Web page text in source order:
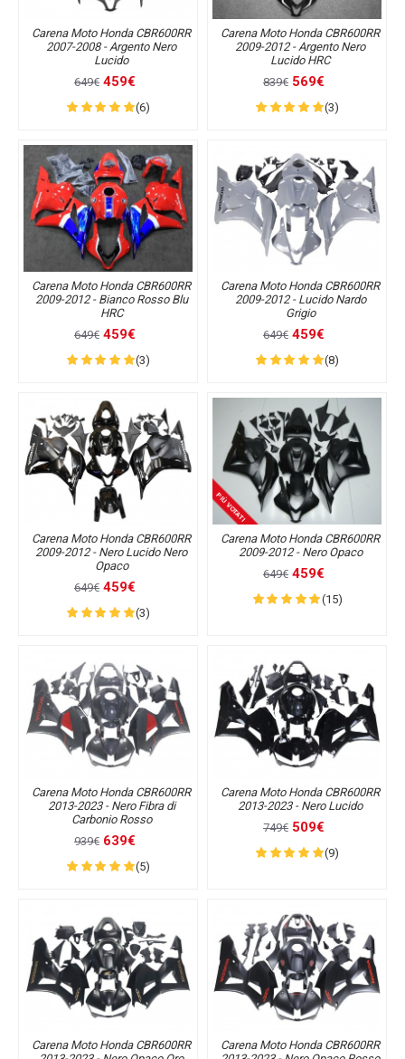
Carena Moto Honda CBR600RR
2007-2008 - Argento Nero
Lucido
649€ 459€
(6)
Carena Moto Honda CBR600RR
2009-2012 - Argento Nero
Lucido HRC
839€ 569€
(3)
Carena Moto Honda CBR600RR
2009-2012 - Bianco Rosso Blu
HRC
649€ 459€
(3)
Carena Moto Honda CBR600RR
2009-2012 - Lucido Nardo
Grigio
649€ 459€
(8)
Carena Moto Honda CBR600RR
2009-2012 - Nero Lucido Nero
Opaco
649€ 459€
(3)
PIÙ VOTATI
Carena Moto Honda CBR600RR
2009-2012 - Nero Opaco
649€ 459€
(15)
Carena Moto Honda CBR600RR
2013-2023 - Nero Fibra di
Carbonio Rosso
939€ 639€
(5)
Carena Moto Honda CBR600RR
2013-2023 - Nero Lucido
749€ 509€
(9)
Carena Moto Honda CBR600RR
Carena Moto Honda CBR600RR